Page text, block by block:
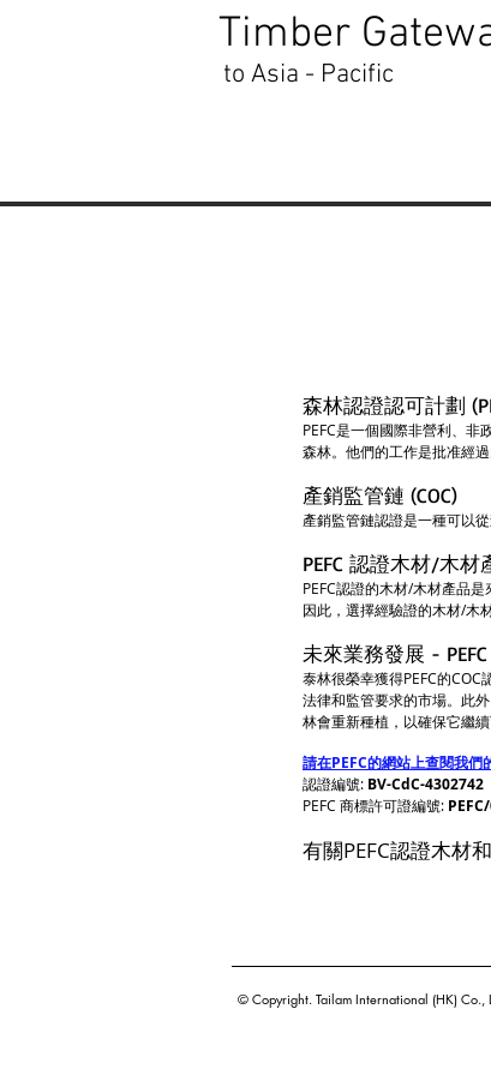
Timber
to Asia - Pacific
森林認證認可計劃
PEFC是一個國際非營利、
森林。他們的工作是批准經
產銷監管鏈 (COC)
產銷監管鏈認證是一種可以
PEFC 認證木材/木材
PEFC認證的木材/木材產品
因此，選擇經驗證的木材/木
未來業務發展 -
泰林很榮幸獲得PEFC的
法律和監管要求的市場。此
林會重新種植，以確保它繼
請在PEFC的網站上查閱我們
認證編號: BV-CdC-4302742
PEFC 商標許可證編號:
有關PEFC認證木材
© Copyright. Tailam International (HK)